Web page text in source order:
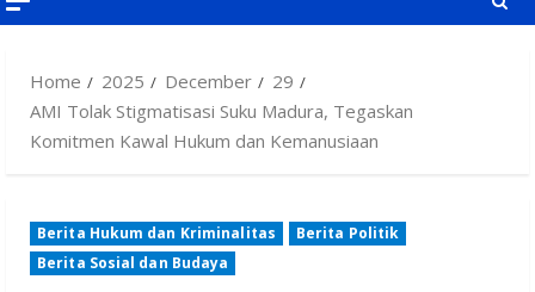
Home 2025 December
29
AMI Tolak Stigmatisasi Suku Madura, Tegaskan
Komitmen Kawal Hukum dan Kemanusiaan
Berita Hukum dan Kriminalitas
Berita Politik
Berita Sosial dan Budaya